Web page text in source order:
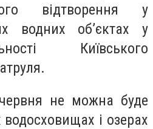
відтворення у
водних об’єктах у
Київського
не можна буде
водосховищах і озерах